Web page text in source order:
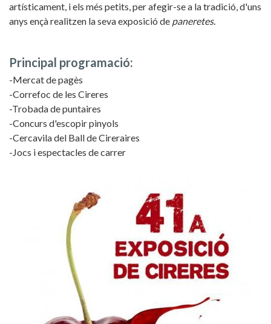
artísticament, i els més petits, per afegir-se a la tradició, d'uns
anys ençà realitzen la seva exposició de paneretes.
Principal programació:
-Mercat de pagès
-Correfoc de les Cireres
-Trobada de puntaires
-Concurs d'escopir pinyols
-Cercavila del Ball de Cireraires
-Jocs i espectacles de carrer